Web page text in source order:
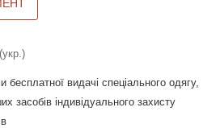
видачі спеціального одягу,
засобів індивідуального захисту